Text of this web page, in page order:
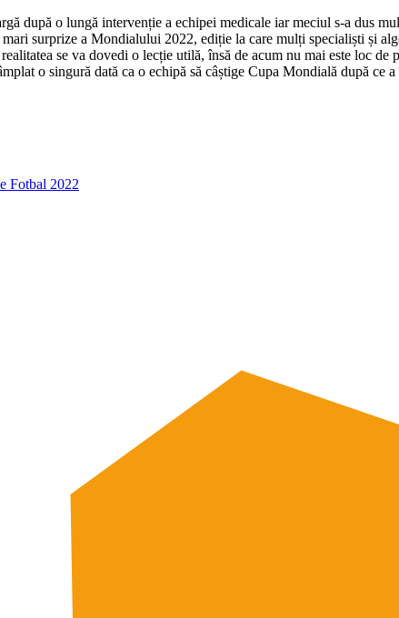
după o lungă intervenție a echipei medicale iar meciul s-a dus
surprize a Mondialului 2022, ediție la care mulți specialiști și
se va dovedi o lecție utilă, însă de acum nu mai este loc
o singură dată ca o echipă să câștige Cupa Mondială după
Fotbal 2022